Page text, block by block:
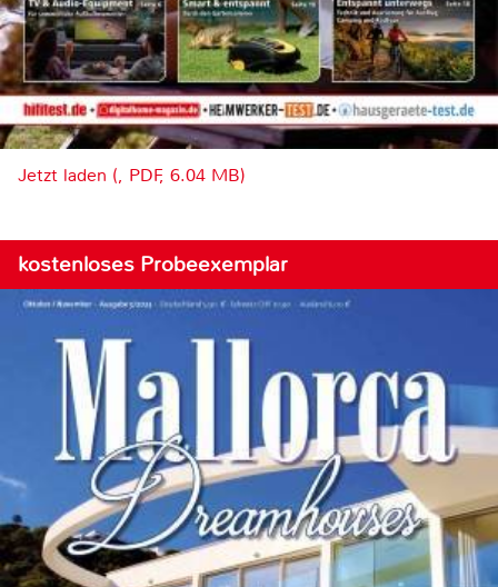
Jetzt laden (, PDF, 6.04 MB)
kostenloses Probeexemplar